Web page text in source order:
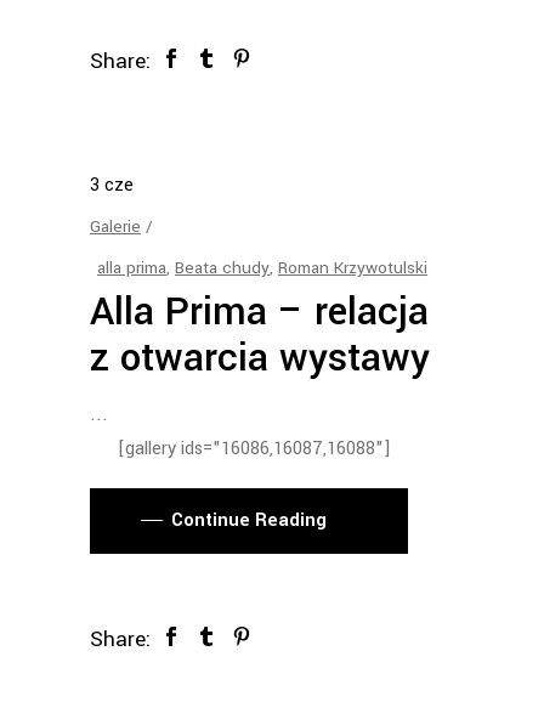
Share:
3 cze
Galerie
alla prima, Beata chudy, Roman Krzywotulski
Alla Prima – relacja
z otwarcia wystawy
[gallery ids="16086,16087,16088"]
Continue Reading
Share: